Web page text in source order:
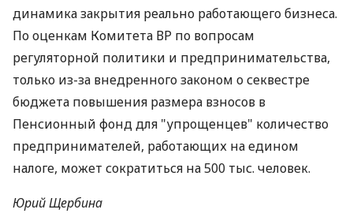
динамика закрытия реально работающего бизнеса.
По оценкам Комитета ВР по вопросам
регуляторной политики и предпринимательства,
только из-за внедренного законом о секвестре
бюджета повышения размера взносов в
Пенсионный фонд для "упрощенцев" количество
предпринимателей, работающих на едином
налоге, может сократиться на 500 тыс. человек.
Юрий Щербина